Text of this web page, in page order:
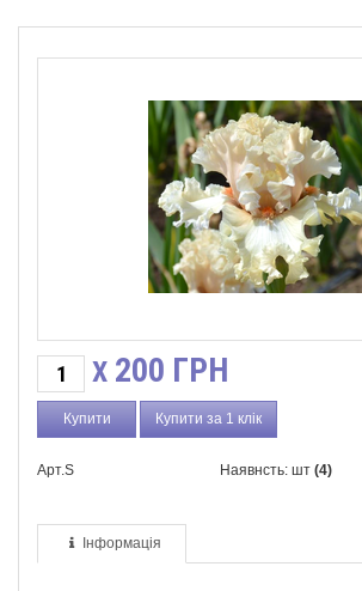
X 200 ГРН
Купити за 1 клік
Арт.S Наявнсть: шт (4)
Інформація